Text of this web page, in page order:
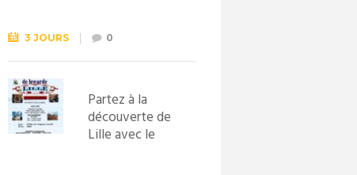
septembre
2026
3 JOURS 0
Partez à la
découverte de
Lille avec le